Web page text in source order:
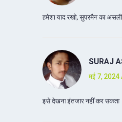
हमेशा याद रखो, सुपरमैन का
SURAJ
मई 7,
इसे देखना इंतजार नहीं कर